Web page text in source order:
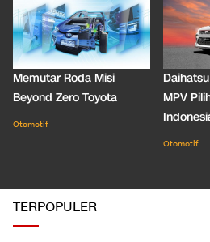
Memutar Roda Misi
Beyond Zero Toyota
Otomotif
MPV
Otomotif
TERPOPULER